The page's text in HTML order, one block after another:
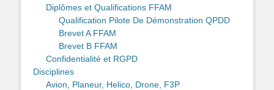
Diplômes et Qualifications FFAM
Qualification Pilote De Démonstration QPDD
Brevet A FFAM
Brevet B FFAM
Confidentialité et RGPD
Disciplines
Avion, Planeur, Helico, Drone, F3P